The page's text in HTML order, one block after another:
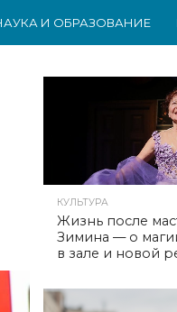
И ОБРАЗОВАНИЕ
КУЛЬТУРА
Жизнь после
Зимина — о
в зале и новой